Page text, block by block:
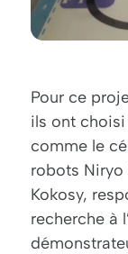
Pour ce
ils ont
comme le
robots Niryo
Kokosy,
recherche à